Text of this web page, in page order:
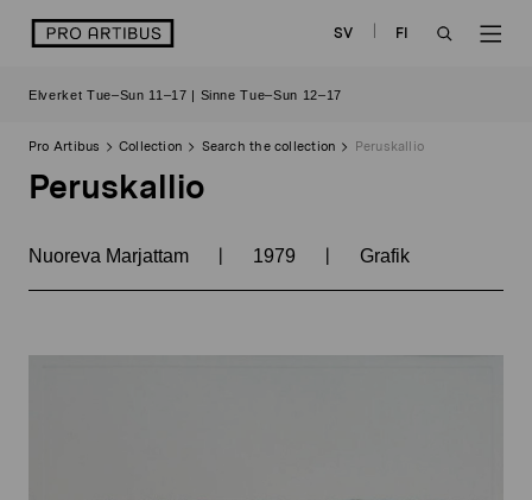
logo SV
FI
Elverket Tue–Sun 11–17 | Sinne Tue–Sun 12–17
Pro Artibus Collection Search the collection Peruskallio
Peruskallio
Nuoreva Marjattam | 1979 | Grafik